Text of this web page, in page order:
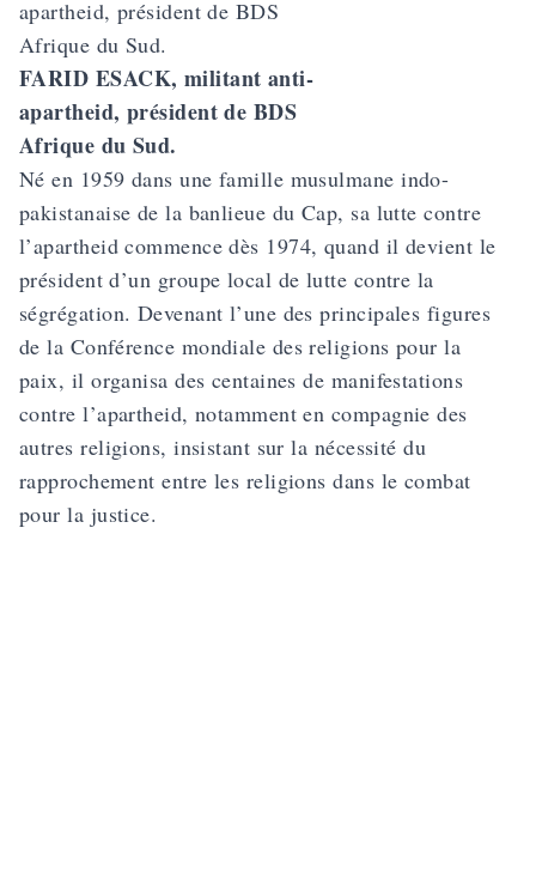
FARID ESACK, militant anti-
apartheid, président de BDS
Afrique du Sud.
Né en 1959 dans une famille musulmane indo-
pakistanaise de la banlieue du Cap, sa lutte contre
l’apartheid commence dès 1974, quand il devient le
président d’un groupe local de lutte contre la
ségrégation. Devenant l’une des principales figures
de la Conférence mondiale des religions pour la
paix, il organisa des centaines de manifestations
contre l’apartheid, notamment en compagnie des
autres religions, insistant sur la nécessité du
rapprochement entre les religions dans le combat
pour la justice.